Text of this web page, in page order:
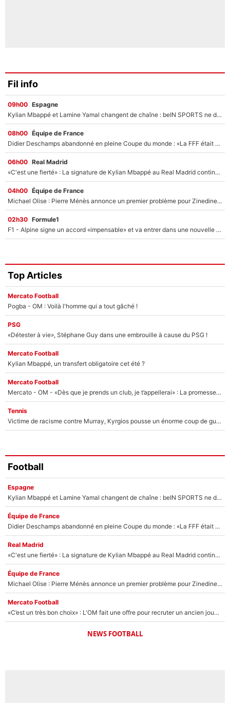
Fil info
09h00 Espagne
Kylian Mbappé et Lamine Yamal changent de chaîne : beIN SPORTS ne digère pas cette décision historique et prédit un fiasco pour la Liga
08h00 Équipe de France
Didier Deschamps abandonné en pleine Coupe du monde : «La FFF était déjà passée à Zinedine Zidane»
06h00 Real Madrid
«C'est une fierté» : La signature de Kylian Mbappé au Real Madrid continue de régaler l'Espagne
04h00 Équipe de France
Michael Olise : Pierre Ménès annonce un premier problème pour Zinedine Zidane en équipe de France
02h30 Formule1
F1 - Alpine signe un accord «impensable» et va entrer dans une nouvelle dimension : Grande nouvelle pour Pierre Gasly !
Top Articles
Mercato Football
Pogba - OM : Voilà l'homme qui a tout gâché !
PSG
«Détester à vie», Stéphane Guy dans une embrouille à cause du PSG !
Mercato Football
Kylian Mbappé, un transfert obligatoire cet été ?
Mercato Football
Mercato - OM - «Dès que je prends un club, je t’appellerai» : La promesse de Marcelino au moment de claquer la porte
Tennis
Victime de racisme contre Murray, Kyrgios pousse un énorme coup de gueule !
Football
Espagne
Kylian Mbappé et Lamine Yamal changent de chaîne : beIN SPORTS ne digère pas cette décision historique et prédit un fiasco pour la Liga
Équipe de France
Didier Deschamps abandonné en pleine Coupe du monde : «La FFF était déjà passée à Zinedine Zidane»
Real Madrid
«C'est une fierté» : La signature de Kylian Mbappé au Real Madrid continue de régaler l'Espagne
Équipe de France
Michael Olise : Pierre Ménès annonce un premier problème pour Zinedine Zidane en équipe de France
Mercato Football
«C’est un très bon choix» : L'OM fait une offre pour recruter un ancien joueur du PSG... et c'est validé dans l'After Foot !
NEWS FOOTBALL